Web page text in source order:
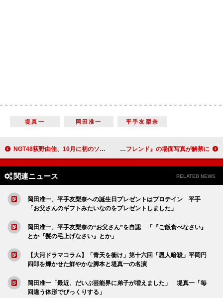
堤真一 岡田准一 平手友梨奈
NGT48荻野由佳、10月に初のソロ写真集の発売決定 「自分が写真集を出せるなんて１ミリも思っていなかった」 ダコタ・ジョンソン「多くの人が共感できるストーリー」 『Our Friend／アワー・フレンド』の場面写真が解禁に
関連ニュース RELATED NEWS
岡田准一、平手友梨奈への誕生日プレゼントはプロテイン 平手
「お父さんのギフトみたいなのをプレゼントしました」
岡田准一、平手友梨奈の“お父さん”を自認 「『ご飯食べなさい』
とか『髪の毛上げなさい』とか」
【大河ドラマコラム】「青天を衝け」第十六回「恩人暗殺」平岡円
四郎を輝かせた鮮やかな脚本と堤真一の名演
岡田准一「最近、だいぶ芸能界に弟子が増えました」 堤真一「毎
回違う体形でびっくりする」